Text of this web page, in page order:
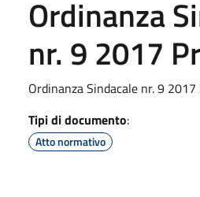
Ordinanza
nr. 9 2017
Ordinanza Sindacale nr. 9
Tipi di documento:
Atto normativo